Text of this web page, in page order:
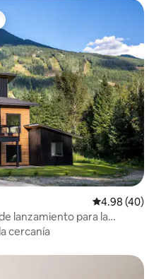
Calificación
4.98 (40)
lanzamiento para la
cercanía